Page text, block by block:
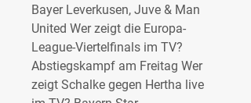
Bayer Leverkusen, Juve & Man
United Wer zeigt die Europa-
League-Viertelfinals im TV?
Abstiegskampf am Freitag Wer
zeigt Schalke gegen Hertha live